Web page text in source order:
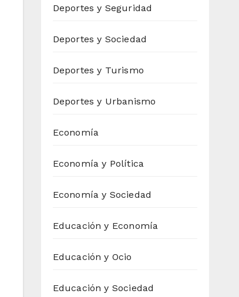
Deportes y Seguridad
Deportes y Sociedad
Deportes y Turismo
Deportes y Urbanismo
Economía
Economía y Política
Economía y Sociedad
Educación y Economía
Educación y Ocio
Educación y Sociedad